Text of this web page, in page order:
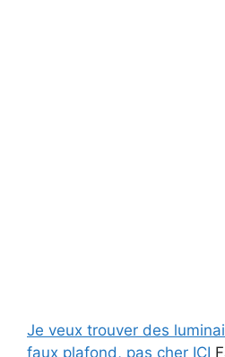
Je veux trouver des
faux plafond, pas cher ICI